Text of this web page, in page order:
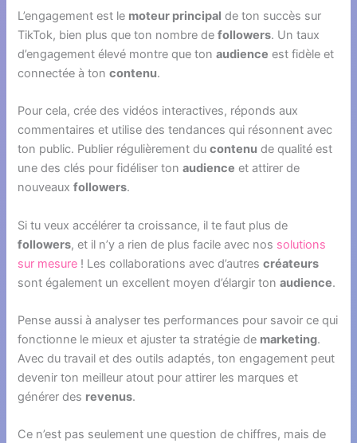
L’engagement est le moteur principal de ton succès sur
TikTok, bien plus que ton nombre defollowers. Un taux
d’engagement élevé montre que tonaudience est fidèle et
connectée à toncontenu.
Pour cela, crée des vidéos interactives, réponds aux
commentaires et utilise des tendances qui résonnent avec
ton public. Publier régulièrement ducontenu de qualité est
une des clés pour fidéliser tonaudience et attirer de
nouveauxfollowers.
Si tu veux accélérer ta croissance, il te faut plus de
followers, et il n’y a rien de plus facile avec nos solutions
sur mesure ! Les collaborations avec d’autrescréateurs
sont également un excellent moyen d’élargir tonaudience.
Pense aussi à analyser tes performances pour savoir ce qui
fonctionne le mieux et ajuster ta stratégie de marketing.
Avec du travail et des outils adaptés, ton engagement peut
devenir ton meilleur atout pour attirer les marques et
générer des revenus.
Ce n’est pas seulement une question de chiffres, mais de